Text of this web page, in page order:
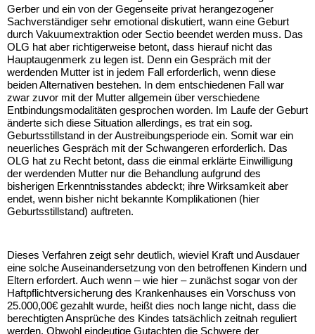
Gerber und ein von der Gegenseite privat herangezogener
Sachverständiger sehr emotional diskutiert, wann eine Geburt
durch Vakuumextraktion oder Sectio beendet werden muss. Das
OLG hat aber richtigerweise betont, dass hierauf nicht das
Hauptaugenmerk zu legen ist. Denn ein Gespräch mit der
werdenden Mutter ist in jedem Fall erforderlich, wenn diese
beiden Alternativen bestehen. In dem entschiedenen Fall war
zwar zuvor mit der Mutter allgemein über verschiedene
Entbindungsmodalitäten gesprochen worden. Im Laufe der Geburt
änderte sich diese Situation allerdings, es trat ein sog.
Geburtsstillstand in der Austreibungsperiode ein. Somit war ein
neuerliches Gespräch mit der Schwangeren erforderlich. Das
OLG hat zu Recht betont, dass die einmal erklärte Einwilligung
der werdenden Mutter nur die Behandlung aufgrund des
bisherigen Erkenntnisstandes abdeckt; ihre Wirksamkeit aber
endet, wenn bisher nicht bekannte Komplikationen (hier
Geburtsstillstand) auftreten.
Dieses Verfahren zeigt sehr deutlich, wieviel Kraft und Ausdauer
eine solche Auseinandersetzung von den betroffenen Kindern und
Eltern erfordert. Auch wenn – wie hier – zunächst sogar von der
Haftpflichtversicherung des Krankenhauses ein Vorschuss von
25.000,00€ gezahlt wurde, heißt dies noch lange nicht, dass die
berechtigten Ansprüche des Kindes tatsächlich zeitnah reguliert
werden. Obwohl eindeutige Gutachten die Schwere der